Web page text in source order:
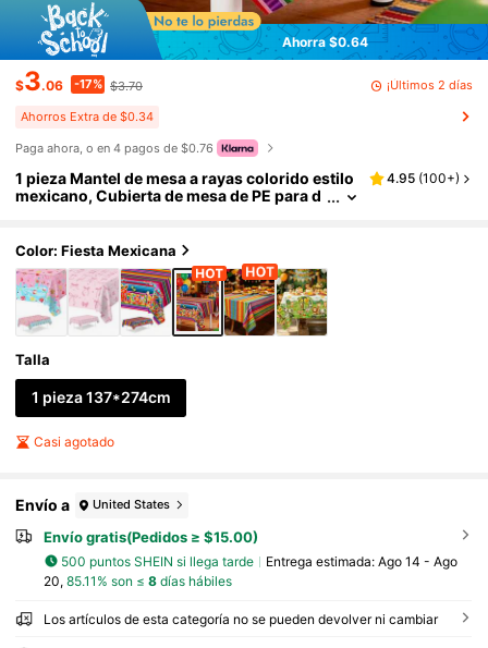
Ahorra $0.64
$3.06 -17% $3.70 ¡Últimos 2 días
Ahorros Extra de $0.34
Paga ahora, o en 4 pagos de $0.76
1 pieza Mantel de mesa a rayas colorido estilo
mexicano, Cubierta de mesa de PE para d
a temática mexicana para interiores y exterior
es, Regalo de celebración de fiestas mexicana
s
4.95 (100+)
Color: Fiesta Mexicana
Talla
1 pieza 137*274cm
Casi agotado
Envío a United States
Envío gratis(Pedidos ≥ $15.00)
500 puntos SHEIN si llega tarde Entrega estimada: Ago 14 - Ago
20, 85.11% son ≤ 8días hábiles
Los artículos de esta categoría no se pueden devolver ni cambiar